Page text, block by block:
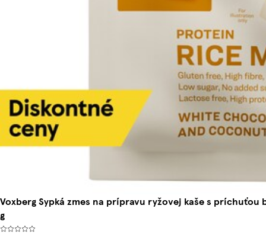
Voxberg Sypká zmes na prípravu ryžovej kaše s
g